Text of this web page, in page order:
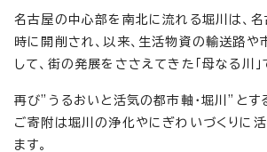
名古屋の中心部を南北に流れる堀川は、名
時に開削され、以来、生活物資の輸送路や
して、街の発展をささえてきた「母なる川」
再び”うるおいと活気の都市軸・堀川”とす
ご寄附は堀川の浄化やにぎわいづくりに
ます。